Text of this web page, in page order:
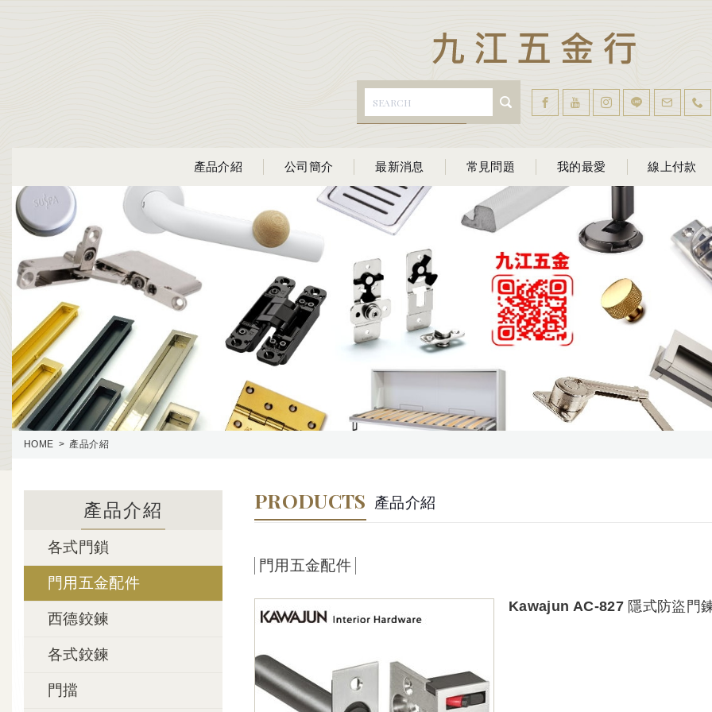
產品介紹 公司簡介 最新消息 常見問題 我的最愛 線上付款
HOME 產品介紹
產品介紹
各式門鎖
門用五金配件
西德鉸鍊
各式鉸鍊
門擋
PRODUCTS 產品介紹
門用五金配件
Kawajun AC-827 隱式防盜門